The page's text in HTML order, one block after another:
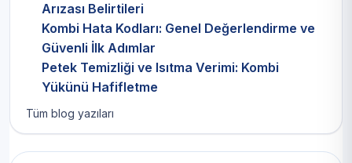
Arızası Belirtileri
Kombi Hata Kodları: Genel Değerlendirme ve
Güvenli İlk Adımlar
Petek Temizliği ve Isıtma Verimi: Kombi
Yükünü Hafifletme
Tüm blog yazıları